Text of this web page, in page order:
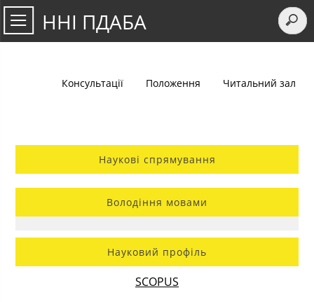
ННІ ПДАБА
Консультації Положення Читальний зал
Наукові спрямування
Володіння мовами
Науковий профіль
SCOPUS